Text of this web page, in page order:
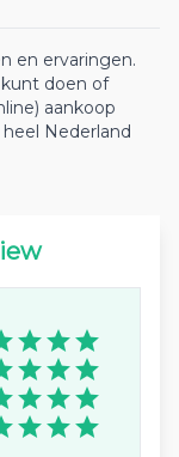
en ervaringen.
doen of
aankoop
Nederland